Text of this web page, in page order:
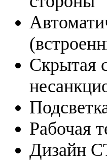
Скрытая
Рабочая
Дизайн